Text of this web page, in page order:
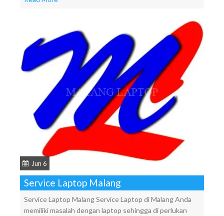
Jun 6
Service Laptop Malang
Service Laptop Malang Service Laptop di Malang Anda
memiliki masalah dengan laptop sehingga di perlukan